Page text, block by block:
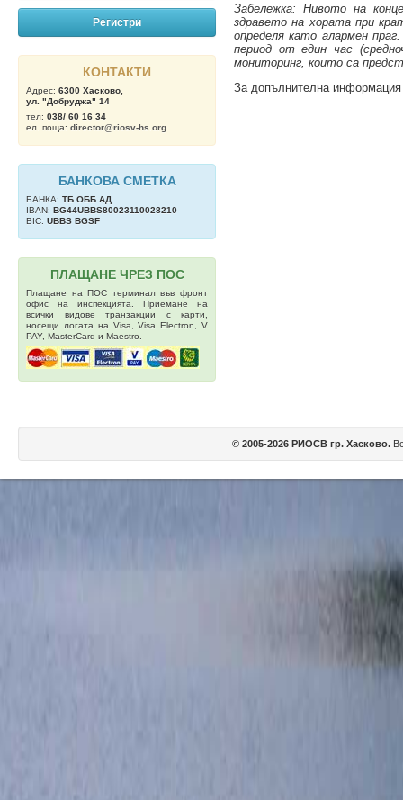
Регистри
КОНТАКТИ
Адрес: 6300 Хасково,
ул. "Добруджа" 14
тел: 038/ 60 16 34
ел. поща: director@riosv-hs.org
БАНКОВА СМЕТКА
БАНКА: ТБ OББ АД
IBAN: BG44UBBS80023110028210
BIC: UBBS BGSF
ПЛАЩАНЕ ЧРЕЗ ПОС
Плащане на ПОС терминал във фронт
офис на инспекцията. Приемане на
всички видове транзакции с карти,
носещи логата на Visa, Visa Electron, V
PAY, MasterCard и Maestro.
Забележка: Нивото на
здравето на хората при
определя като алармен
период от един час
мониторинг, които са
За допълнителна
© 2005-2026 РИОСВ гр. Хасково.